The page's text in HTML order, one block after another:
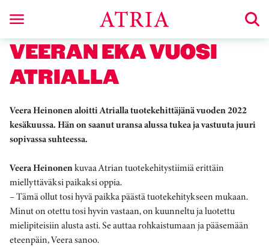
VEERAN EKA VUOSI
ATRIALLA
Veera Heinonen aloitti Atrialla tuotekehittäjänä vuoden 2022
kesäkuussa. Hän on saanut uransa alussa tukea ja vastuuta juuri
sopivassa suhteessa.
Veera Heinonenkuvaa Atrian tuotekehitystiimiä erittäin
miellyttäväksi paikaksi oppia.
– Tämä ollut tosi hyvä paikka päästä tuotekehitykseen mukaan.
Minut on otettu tosi hyvin vastaan, on kuunneltu ja luotettu
mielipiteisiin alusta asti. Se auttaa rohkaistumaan ja pääsemään
eteenpäin, Veera sanoo.